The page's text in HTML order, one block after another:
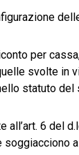
per
svolte in
statuto del
all’art. 6 del
soggiacciono a